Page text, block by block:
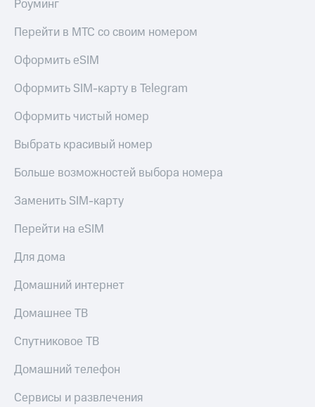
Роуминг
Перейти в МТС со своим номером
Оформить eSIM
Оформить SIM-карту в Telegram
Оформить чистый номер
Выбрать красивый номер
Больше возможностей выбора номера
Заменить SIM-карту
Перейти на eSIM
Для дома
Домашний интернет
Домашнее ТВ
Спутниковое ТВ
Домашний телефон
Сервисы и развлечения